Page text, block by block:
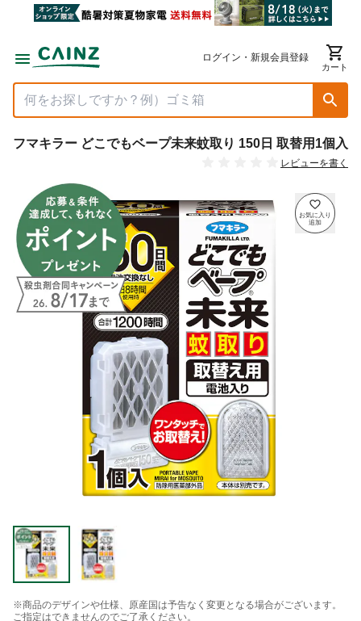
ログイン・新規会員登録
カート
フマキラー どこでもベープ未来蚊取り 150日 取替用1個入
レビューを書く
※商品のデザインや仕様、原産国は予告なく変更となる場合がございます。
ご指定はできませんのでご了承ください。